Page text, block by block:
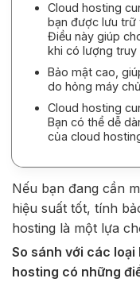
Cloud hosting
bạn được lưu trữ
Điều này giúp
khi có lượng truy
Bảo mật cao,
do hỏng máy
Cloud hosting
Bạn có thể dễ
của cloud
Nếu bạn đang cần
hiệu suất tốt, tính
hosting là một lựa
So sánh với các
hosting có những